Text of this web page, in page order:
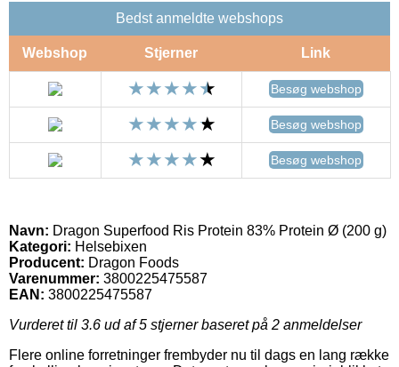
Bedst anmeldte webshops
Webshop Stjerner Link
Besøg webshop
Besøg webshop
Besøg webshop
Navn: Dragon Superfood Ris Protein 83% Protein Ø (200 g)
Kategori: Helsebixen
Producent: Dragon Foods
Varenummer: 3800225475587
EAN: 3800225475587
Vurderet til 3.6 ud af 5 stjerner baseret på 2 anmeldelser
Flere online forretninger frembyder nu til dags en lang række